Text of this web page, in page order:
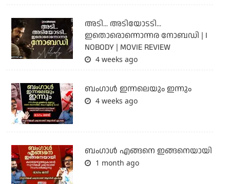
അടി... അടിയോടടി...
ഇതൊരൊന്നൊന്നര നോബഡി | I
NOBODY | MOVIE REVIEW
4 weeks ago
ബംഗാള്‍ ഇന്നലെയും ഇന്നും
4 weeks ago
ബം​ഗാൾ എങ്ങനെ ഇങ്ങനെയായി
1 month ago